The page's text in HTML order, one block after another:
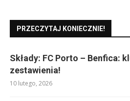
PRZECZYTAJ KONIECZNIE!
Składy: FC Porto – Benfica:
zestawienia!
10 lutego, 2026